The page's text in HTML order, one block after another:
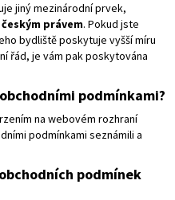
jiný mezinárodní prvek,
právem. Pokud jste
bydliště poskytuje vyšší míru
řád, je vám pak poskytována
podmínkami?
na webovém rozhraní
podmínkami seznámili a
podmínek